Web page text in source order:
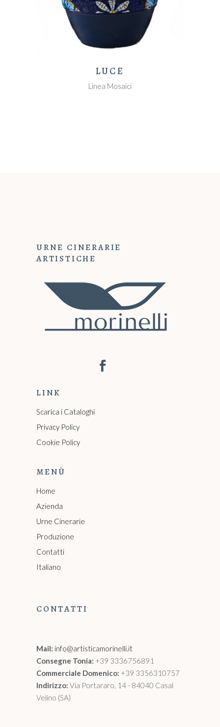
LUCE
Linea Mosaici
URNE CINERARIE
ARTISTICHE
LINK
Scarica i Cataloghi
Privacy Policy
Cookie Policy
MENÙ
Home
Azienda
Urne Cinerarie
Produzione
Contatti
Italiano
CONTATTI
Mail: info@artisticamorinelli.it
Consegne Tonia: +39 3336756891
Commerciale Domenico: +39 3356310757
Indirizzo: Via Portararo, 14 - 84040 Casal
Velino (SA)